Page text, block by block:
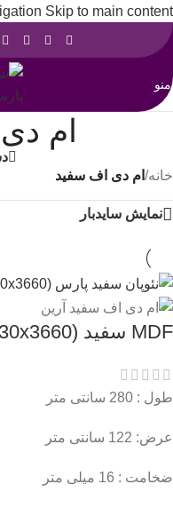
Skip to main content
منو
ام
خانه/ ام دی اف سفید
نمایش سایدبار
MDF سفید (16x1830x3660)| ام دی اف سفید
طول : 280 سانتی متر
عرض: 122 سانتی متر
ضخامت : 16 میلی متر